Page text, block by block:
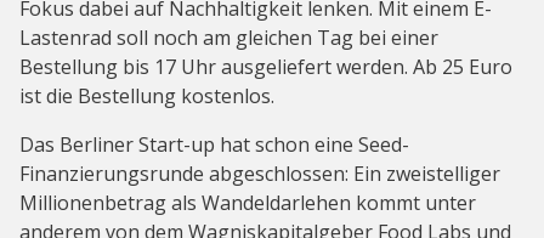
Fokus dabei auf Nachhaltigkeit lenken. Mit einem E-
Lastenrad soll noch am gleichen Tag bei einer
Bestellung bis 17 Uhr ausgeliefert werden. Ab 25 Euro
ist die Bestellung kostenlos.
Das Berliner Start-up hat schon eine Seed-
Finanzierungsrunde abgeschlossen: Ein zweistelliger
Millionenbetrag als Wandeldarlehen kommt unter
anderem von dem Wagniskapitalgeber Food Labs und